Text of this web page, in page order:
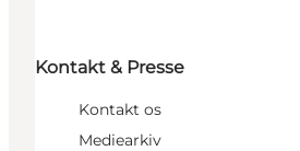
Kontakt & Presse
Kontakt os
Mediearkiv